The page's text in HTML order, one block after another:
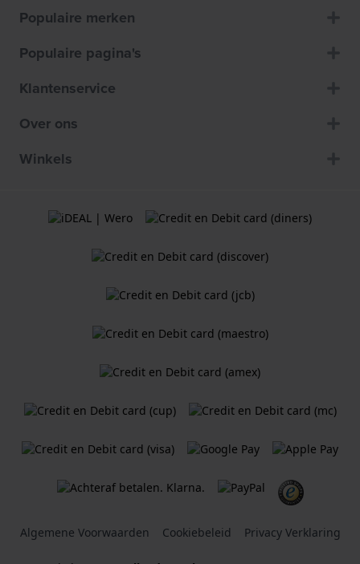
Populaire merken
Populaire pagina's
Klantenservice
Over ons
Winkels
Algemene Voorwaarden Cookiebeleid Privacy Verklaring